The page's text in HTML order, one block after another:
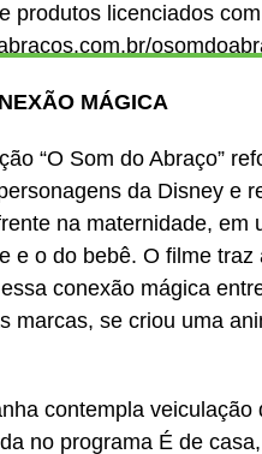
produtos licenciados
MÁGICA
“O Som do Abraço”
da Disney e
na maternidade, em
e o do bebê. O filme
conexão mágica
marcas, se criou uma
contempla
no programa É de